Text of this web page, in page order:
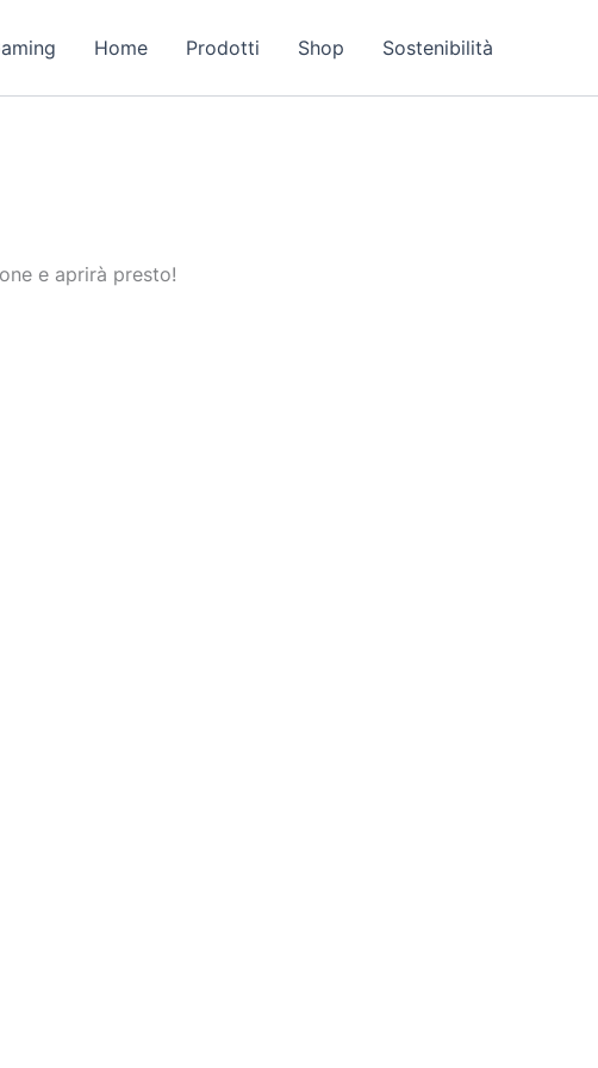
Home Prodotti Shop Sostenibilità
e aprirà presto!